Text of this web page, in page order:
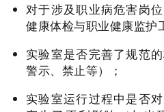
对于涉及职业病危害岗
健康体检与职业健康监护
实验室是否完善了规范
警示、禁止等）；
实验室运行过程中是否